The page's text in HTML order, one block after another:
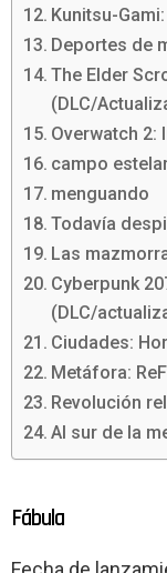
Kunitsu-
Deportes de
The Elder
(DLC/
Overwatch 2:
campo
menguando
Todavía
Las
Cyberpunk
(DLC/
Ciudades:
Metáfora:
Revolución
Al sur de la
Fábula